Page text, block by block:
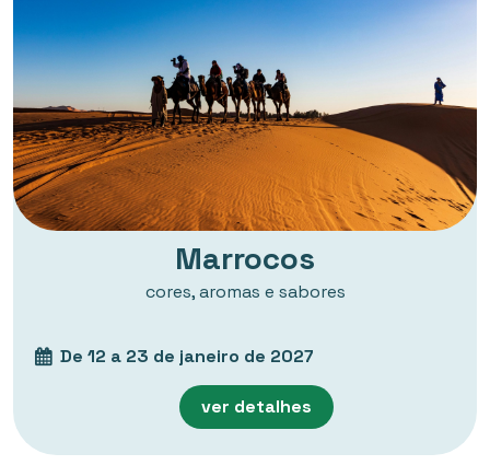
Marrocos
cores, aromas e sabores
De 12 a 23 de janeiro de 2027
ver detalhes